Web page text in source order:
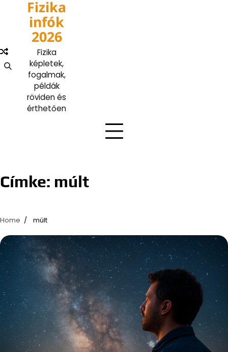
content
Fizika
infók
2026
Fizika
képletek,
fogalmak,
példák
röviden és
érthetően
Címke: múlt
Home múlt